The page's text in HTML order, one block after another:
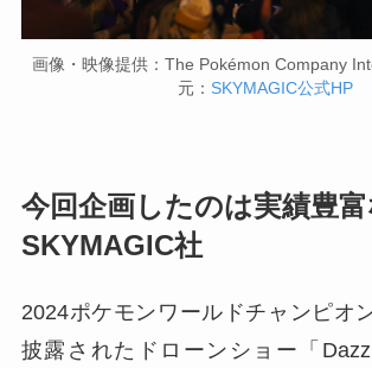
画像・映像提供：The Pokémon Company
元： SKYMAGIC公式HP
今回企画したのは実績豊
SKYMAGIC社
2024ポケモンワールドチャンピオ
披露されたドローンショー「